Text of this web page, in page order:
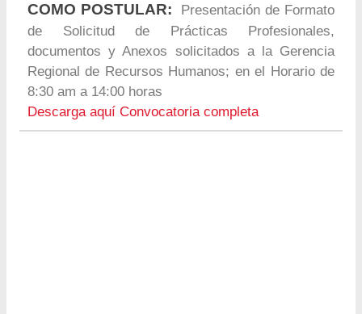
COMO POSTULAR:
Presentación de Formato
de Solicitud de Prácticas Profesionales,
documentos y Anexos solicitados a la Gerencia
Regional de Recursos Humanos; en el Horario de
8:30 am a 14:00 horas
Descarga aquí Convocatoria completa